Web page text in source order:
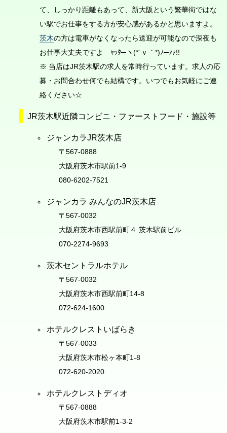
て、しっかり距離もあって、新大阪という繁華街ではな
い駅でお仕事をする方が安心感があるかと思いますよ。
茨木の方は電車がなくなったら送迎が可能なので深夜も
お仕事大丈夫ですよ ｬｯﾀ─ヽ(*´ｖ｀*)ﾉ─ｧｧ!!
※ 当店はJR茨木駅の求人を常時行っています。求人の応
募・お問合わせ何でも結構です。いつでもお気軽にご連
絡ください☆
JR茨木駅近隣コンビニ・ファーストフード・施設等
ジャンカラJR茨木店
〒567-0888
大阪府茨木市駅前1-9
080-6202-7521
ジャンカラ みんなのJR茨木店
〒567-0032
大阪府茨木市西駅前町４ 茨木駅前ビル
070-2274-9693
茨木セントラルホテル
〒567-0032
大阪府茨木市西駅前町14-8
072-624-1600
ホテルクレストいばらき
〒567-0033
大阪府茨木市松ヶ本町1-8
072-620-2020
ホテルクレストディオ
〒567-0888
大阪府茨木市駅前1-3-2